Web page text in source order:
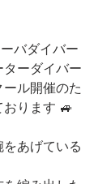
バダイバー
ーダイバー
ル開催のた
ります 🚙
あげている